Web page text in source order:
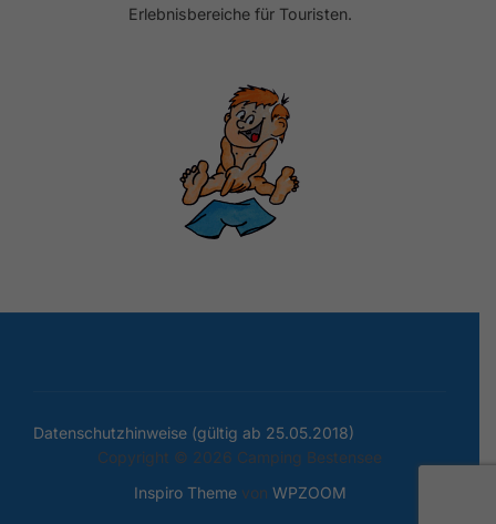
Erlebnisbereiche für Touristen.
Datenschutzhinweise (gültig ab 25.05.2018)
Copyright © 2026 Camping Bestensee
Inspiro Themevon WPZOOM